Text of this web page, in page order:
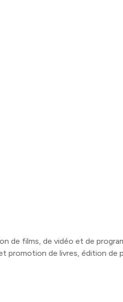
de films, de vidéo et de
promotion de livres, édition de